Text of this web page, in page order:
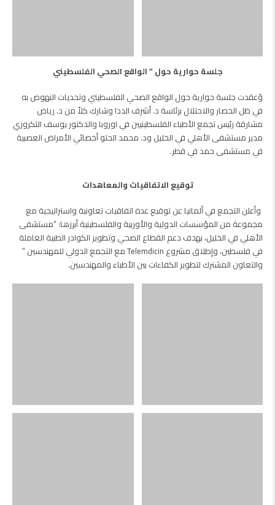
جلسة حوارية حول ” الواقع الصحي الفلسطيني
وُعقدت جلسة حوارية حول الواقع الصحي الفلسطيني وتحديات النهوض به
في ظل الحصار والاحتلال برئاسة د. أشرف الددا وشارك كلاً من د. رياض
مشارقة رئيس تجمع الأطباء الفلسطينيين في اوروبا والدكتور يوسف التكروري
مدير مستشفى الأهلي في الخليل ود. محمد الحتو أخصائي الأمراض العصبية
في مستشفى حمد في قطر.
توقيع الاتفاقيات والمعاهدات
وأعلن التجمع في ألمانيا عن توقيع عدة اتفاقيات تعاونية واستراتيجية مع
مجموعة من المؤسسات الدولية والأوربية والفلسطينية أبرزها: “مستشفى
الأهلي في الخليل، بهدف دعم القطاع الصحي وتطوير الكوادر الطبية العاملة
في فلسطين، وإطلاق مشروع Telemdicin مع التجمع الدولي للمهندسين ”
والتعاون المشترك لتطوير الكفاءات بين الأطباء والمهندسين.